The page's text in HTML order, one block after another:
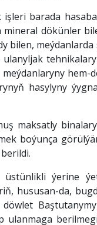
barada
dökünler
bilen,
hem-
hasylyny
maksatly
boýunça
ýerine
hususan-da,
ulanmaga